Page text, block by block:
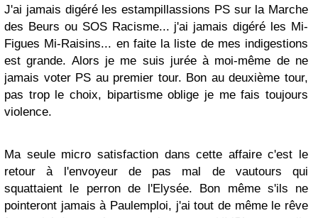
J'ai jamais digéré les estampillassions PS sur la Marche
des Beurs ou SOS Racisme... j'ai jamais digéré les Mi-
Figues Mi-Raisins... en faite la liste de mes indigestions
est grande. Alors je me suis jurée à moi-même de ne
jamais voter PS au premier tour. Bon au deuxième tour,
pas trop le choix, bipartisme oblige je me fais toujours
violence.
Ma seule micro satisfaction dans cette affaire c'est le
retour à l'envoyeur de pas mal de vautours qui
squattaient le perron de l'Elysée. Bon même s'ils ne
pointeront jamais à Paulemploi, j'ai tout de même le rêve